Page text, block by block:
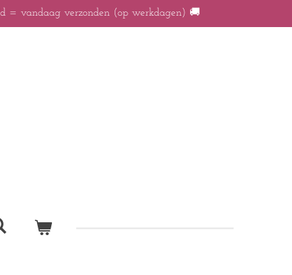
= vandaag verzonden (op werkdagen) 🚚